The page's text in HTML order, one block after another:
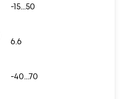
-15...50
6.6
-40...70